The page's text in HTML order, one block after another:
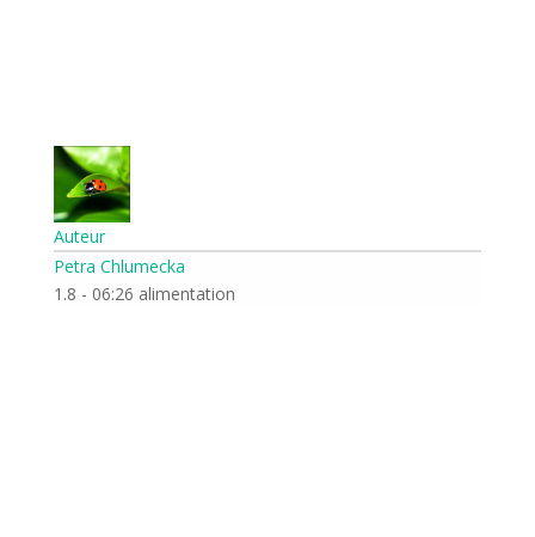
Auteur
Petra Chlumecka
1.8 - 06:26 alimentation